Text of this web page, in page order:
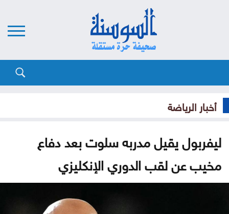
أخبار الرياضة
ليفربول يقيل مدربه سلوت بعد دفاع
مخيب عن لقب الدوري الإنكليزي